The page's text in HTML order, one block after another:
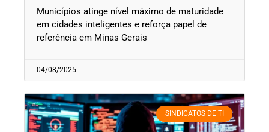
Municípios atinge nível máximo de maturidade
em cidades inteligentes e reforça papel de
referência em Minas Gerais
04/08/2025
SINDICATOS DE TI